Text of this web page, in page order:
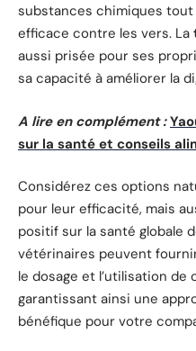
substances chimiques
efficace contre les vers. La
aussi prisée pour ses
sa capacité à améliorer la
A lire en complément :
sur la santé et conseils
Considérez ces options
pour leur efficacité, mais
positif sur la santé globale
vétérinaires peuvent
le dosage et l’utilisation de
garantissant ainsi une
bénéfique pour votre